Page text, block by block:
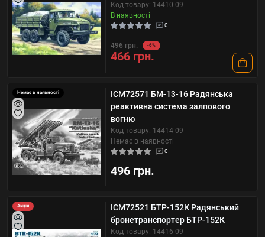
Код товару: 14410-09
В наявності
0
496 грн. -6%
466 грн.
Немає в наявності
ICM72571 БМ-13-16 Радянська
реактивна система залпового
вогню
Код товару: 14414-09
Немає в наявності
0
496 грн.
Акція
ICM72521 БТР-152К Радянський
бронетранспортер БТР-152К
Код товару: 14416-09